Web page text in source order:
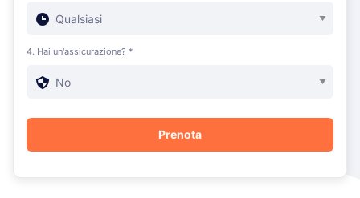
4. Hai un'assicurazione? *